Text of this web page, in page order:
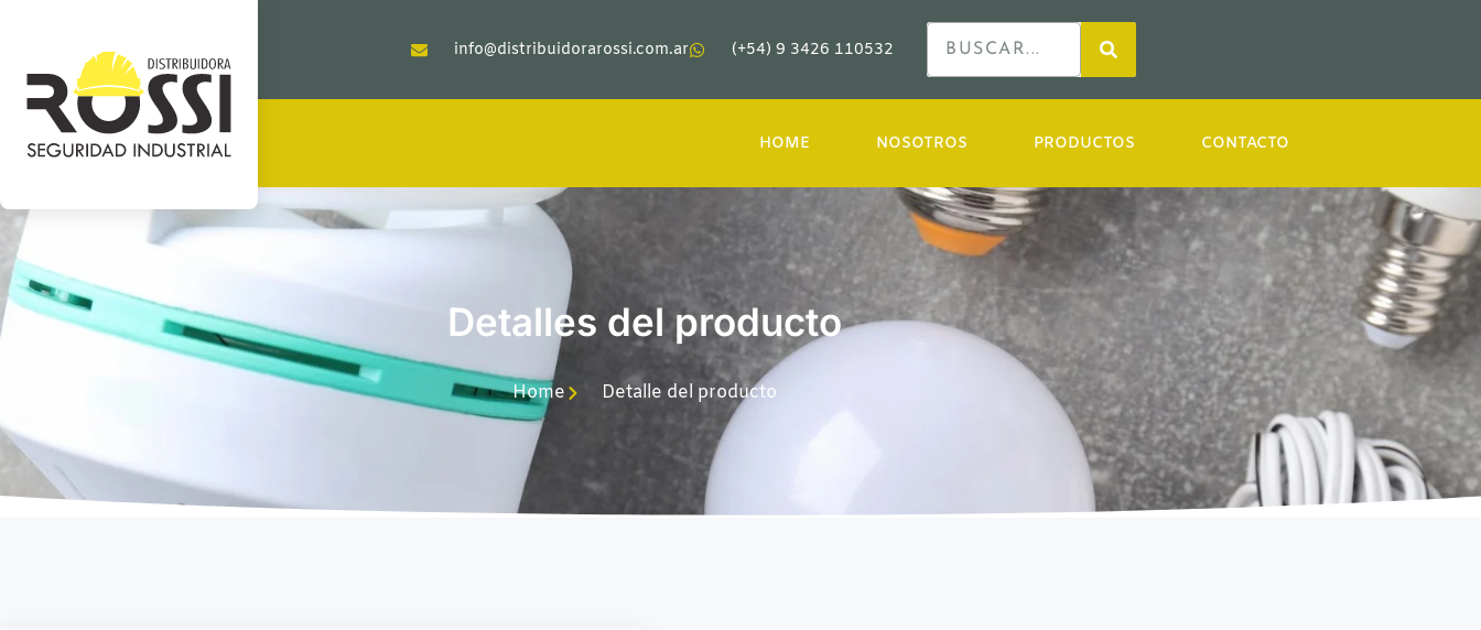
info@distribuidorarossi.com.ar (+54) 9 3426 110532
HOME NOSOTROS PRODUCTOS CONTACTO
Detalles del producto
Home Detalle del producto